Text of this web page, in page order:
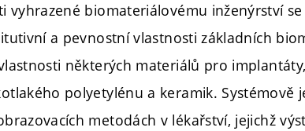
vyhrazené biomateriálovému inženýrství
a pevnostní vlastnosti základních
některých materiálů pro
polyetylénu a keramik.
metodách v lékařství, jejichž